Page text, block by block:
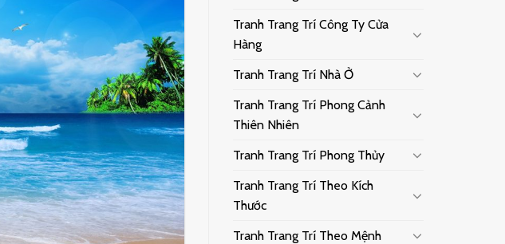
Tranh Trang Trí Công Ty Cửa
Hàng
Tranh Trang Trí Nhà Ở
Tranh Trang Trí Phong Cảnh
Thiên Nhiên
Tranh Trang Trí Phong Thủy
Tranh Trang Trí Theo Kích
Thước
Tranh Trang Trí Theo Mệnh